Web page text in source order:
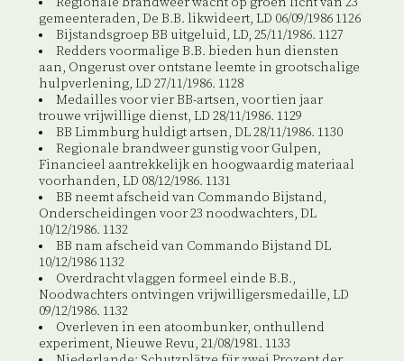
gemeenteraden, De B.B. likwideert, LD 06/09/1986 1126
Bijstandsgroep BB uitgeluid, LD, 25/11/1986. 1127
Redders voormalige B.B. bieden hun diensten
aan, Ongerust over ontstane leemte in grootschalige
hulpverlening, LD 27/11/1986. 1128
Medailles voor vier BB-artsen, voor tien jaar
trouwe vrijwillige dienst, LD 28/11/1986. 1129
BB Limmburg huldigt artsen, DL 28/11/1986. 1130
Regionale brandweer gunstig voor Gulpen,
Financieel aantrekkelijk en hoogwaardig materiaal
voorhanden, LD 08/12/1986. 1131
BB neemt afscheid van Commando Bijstand,
Onderscheidingen voor 23 noodwachters, DL
10/12/1986. 1132
BB nam afscheid van Commando Bijstand DL
10/12/1986 1132
Overdracht vlaggen formeel einde B.B.,
Noodwachters ontvingen vrijwilligersmedaille, LD
09/12/1986. 1132
Overleven in een atoombunker, onthullend
experiment, Nieuwe Revu, 21/08/1981. 1133